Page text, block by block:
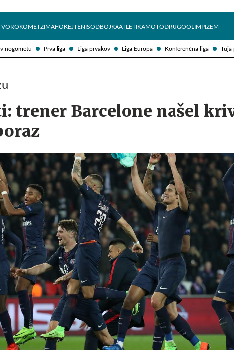
v nogometu Prva liga Liga prvakov Liga Europa Konferenčna liga Tuja
ROKOMETZIMAHOKEJTENISODBOJKAATLETIKAMOTODRUGOOLIMPIZEM
trener Barcelone našel